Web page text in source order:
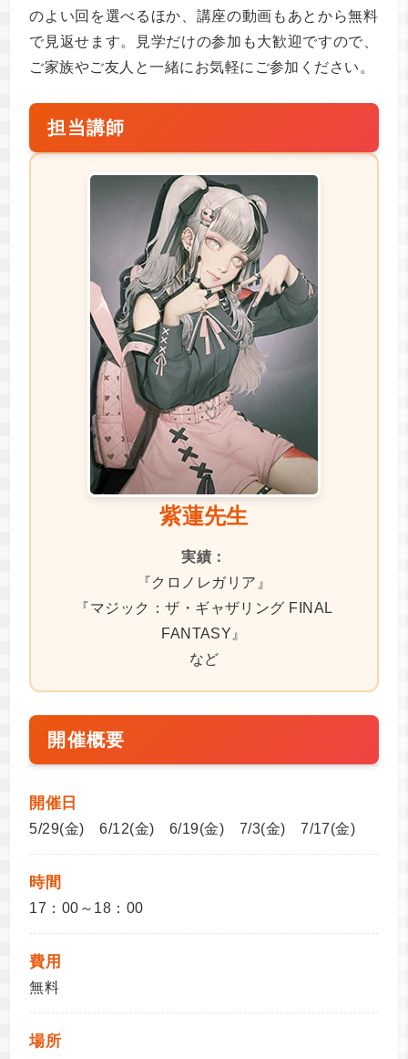
のよい回を選べるほか、講座の動画もあとから無料
で見返せます。見学だけの参加も大歓迎ですので、
ご家族やご友人と一緒にお気軽にご参加ください。
担当講師
紫蓮先生
実績：
『クロノレガリア』
『マジック：ザ・ギャザリング FINAL
FANTASY』
など
開催概要
開催日
5/29(金) 6/12(金) 6/19(金) 7/3(金) 7/17(金)
時間
17：00～18：00
費用
無料
場所